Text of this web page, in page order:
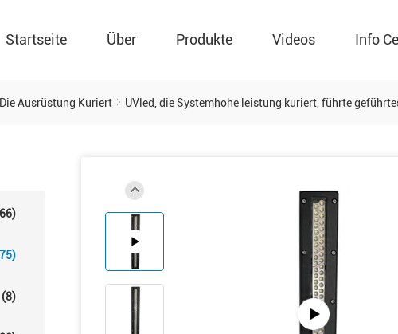
Startseite Über Produkte Videos Info
Ausrüstung Kuriert UVled, die Systemhohe leistung kuriert, führte
(8)